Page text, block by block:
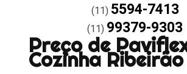
(11) 5594-7413
(11) 99379-9303
Preço de
Cozinha